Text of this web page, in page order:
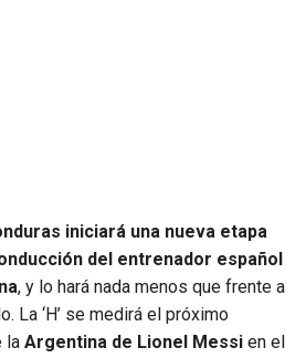
iniciará una nueva etapa
del entrenador español
, y lo hará nada menos que frente a
La ‘H’ se medirá el próximo
la Argentina de Lionel Messi en el